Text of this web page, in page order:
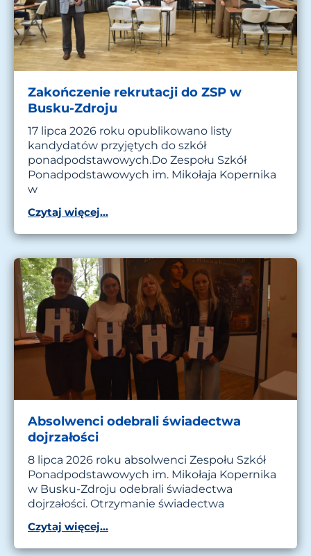
Zakończenie rekrutacji do ZSP w
Busku-Zdroju
17 lipca 2026 roku opublikowano listy
kandydatów przyjętych do szkół
ponadpodstawowych.Do Zespołu Szkół
Ponadpodstawowych im. Mikołaja Kopernika
w
Czytaj więcej...
Absolwenci odebrali świadectwa
dojrzałości
8 lipca 2026 roku absolwenci Zespołu Szkół
Ponadpodstawowych im. Mikołaja Kopernika
w Busku-Zdroju odebrali świadectwa
dojrzałości. Otrzymanie świadectwa
Czytaj więcej...